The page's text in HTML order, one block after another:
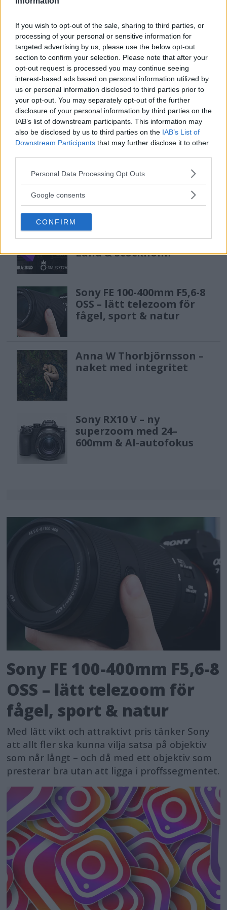
If you wish to opt-out of the sale, sharing to third parties, or
processing of your personal or sensitive information for
targeted advertising by us, please use the below opt-out
section to confirm your selection. Please note that after your
opt-out request is processed you may continue seeing
interest-based ads based on personal information utilized by
us or personal information disclosed to third parties prior to
your opt-out. You may separately opt-out of the further
disclosure of your personal information by third parties on the
IAB’s list of downstream participants. This information may
also be disclosed by us to third parties on the IAB’s List of
Downstream Participants that may further disclose it to other
Please note that this website/app uses one or more Google
not limited to your visit or usage behaviour. You may click to
use your data for below specified purposes in below Google
consent section.
Personal Data Processing Opt Outs
Google consents
CONFIRM
MEST LÄST JUST NU
DJI Osmo Pocket 4P
släppt – får 10-bitars D-
Log 2 & 3x optisk zoom
Tamron – kan vara värt
12 miljarder kronor
F3 Foto – Sveriges nya
fotodagar till Göteborg,
Lund & Stockholm
Sony FE 100-400mm F5,6-8
OSS – lätt telezoom för
fågel, sport & natur
Anna W Thorbjörnsson –
naket med integritet
Sony RX10 V – ny
superzoom med 24–
600mm & AI-autofokus
Sony FE 100-400mm F5,6-8
OSS – lätt telezoom för
fågel, sport & natur
Med lätt vikt och attraktivt pris tänker Sony
att allt fler ska kunna vilja satsa på objektiv
som når långt – och då med ett objektiv som
presterar bra utan att ligga i proffssegmentet.